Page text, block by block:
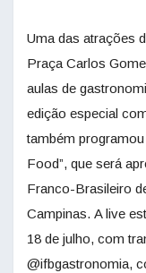
Uma das atrações
Praça Carlos
aulas de
edição especial
também
Food”, que será
Franco-Brasileiro
Campinas. A live
18 de julho, com
@ifbgastronomia,